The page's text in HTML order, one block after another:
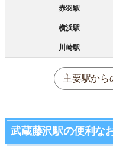
赤羽駅
横浜駅
川崎駅
主要駅から
武蔵藤沢駅の便利な